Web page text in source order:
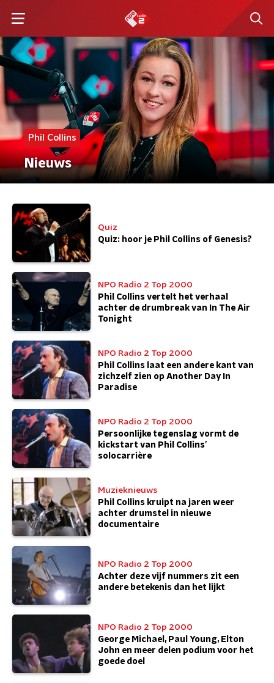
Phil Collins
Nieuws
Quiz
Quiz: hoor je Phil Collins of Genesis?
NPO Radio 2 Top 2000
Phil Collins vertelt het verhaal
achter de drumbreak van In The Air
Tonight
NPO Radio 2 Top 2000
Phil Collins laat een andere kant van
zichzelf zien op Another Day In
Paradise
NPO Radio 2 Top 2000
Persoonlijke tegenslag vormt de
kickstart van Phil Collins’
solocarrière
Muzieknieuws
Phil Collins kruipt na jaren weer
achter drumstel in nieuwe
documentaire
NPO Radio 2 Top 2000
Achter deze vijf nummers zit een
andere betekenis dan het lijkt
NPO Radio 2 Top 2000
George Michael, Paul Young, Elton
John en meer delen podium voor het
goede doel